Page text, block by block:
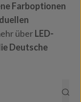
Farboptionen
überLED-
Deutsche